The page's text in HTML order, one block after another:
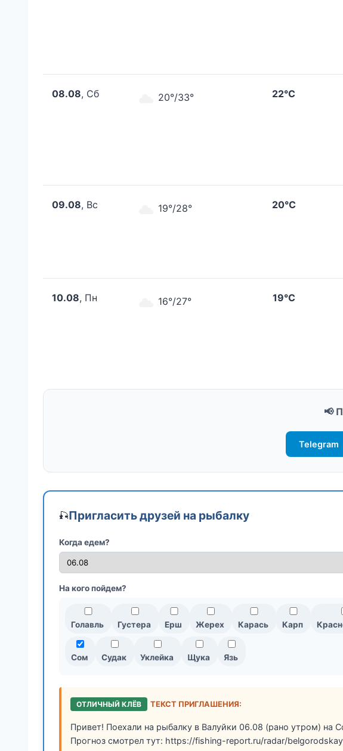
08.08, Сб 20°/33° 22°C
09.08, Вс 19°/28° 20°C
10.08, Пн 16°/27° 19°C
📢
Telegram
🎣Пригласить друзей на рыбалку
Когда едем?
На кого пойдем?
Голавль Густера Ерш Жерех Карась Карп
Сом Судак Уклейка Щука Язь
ОТЛИЧНЫЙ КЛЁВ ТЕКСТ ПРИГЛАШЕНИЯ:
Привет! Поехали на рыбалку в Валуйки 06.08 (рано утром) на
Прогноз смотрел тут: https://fishing-report.ru/radar/